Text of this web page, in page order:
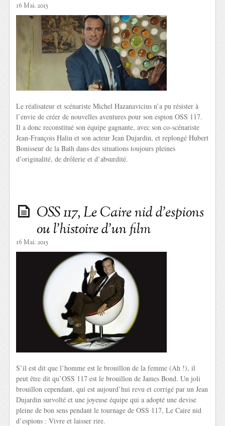
16 Mai. 2015
Le réalisateur et scénariste Michel Hazanavicius n’a pu résister à
l’envie de créer de nouvelles aventures pour son espion OSS 117.
Il a donc reconstitué son équipe gagnante, avec son co-scénariste
Jean-François Halin et son acteur Jean Dujardin, et replongé Hubert
Bonisseur de la Bath dans des situations toujours pleines
d’originalité, de drôlerie et d’absurdité.
OSS 117, Le Caire nid d’espions
ou l’histoire d’un film
16 Mai. 2015
S’il est dit que l’homme est le brouillon de la femme (Ah !), il
peut être dit qu’OSS 117 est le brouillon de James Bond. Un joli
brouillon cependant, qui est aujourd’hui revu et corrigé par un Jean
Dujardin survolté et une joyeuse équipe qui a adopté une devise
pleine de bon sens pendant le tournage de OSS 117, Le Caire nid
d’espions : Vivre et laisser rire.